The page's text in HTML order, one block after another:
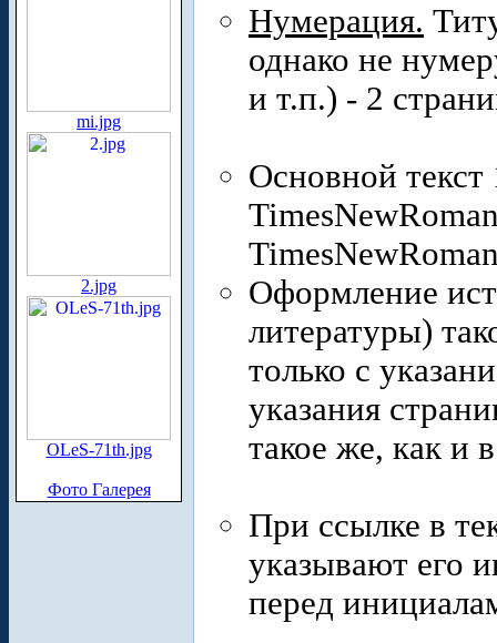
mi.jpg
2.jpg
OLeS-71th.jpg
Фото Галерея
Нумерация.
однако не
и т.п.) - 2
Основной
Оформление
литературы)
только с
указания
такое же, как и
При ссылке в
указывают его
перед